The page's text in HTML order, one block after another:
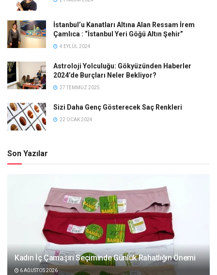
İstanbul’u Kanatları Altına Alan Ressam İrem
Çamlıca : “İstanbul Yeri Göğü Altın Şehir”
4 EYLÜL 2024
Astroloji Yolculuğu: Gökyüzünden Haberler
2024’de Burçları Neler Bekliyor?
27 TEMMUZ 2025
Sizi Daha Genç Gösterecek Saç Renkleri
22 OCAK 2024
Son Yazılar
Kadın İç Çamaşırı Seçiminde Günlük Rahatlığın Önemi
6 AĞUSTOS 2026